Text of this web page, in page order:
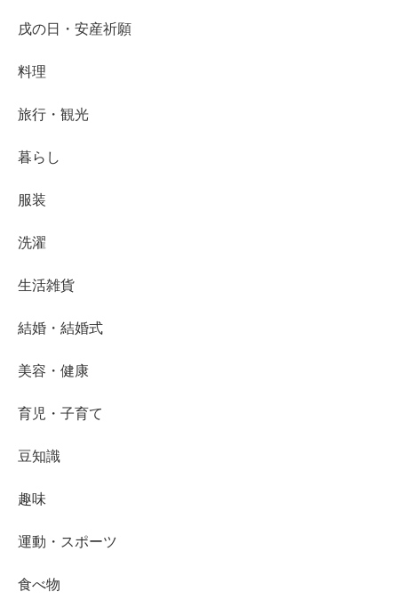
戌の日・安産祈願
料理
旅行・観光
暮らし
服装
洗濯
生活雑貨
結婚・結婚式
美容・健康
育児・子育て
豆知識
趣味
運動・スポーツ
食べ物